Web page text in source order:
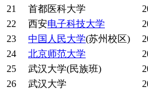
21
首都医科大学
22
西安电子科技大学
23
中国人民大学(苏州校区)
24
北京师范大学
25
武汉大学(民族班)
26
武汉大学